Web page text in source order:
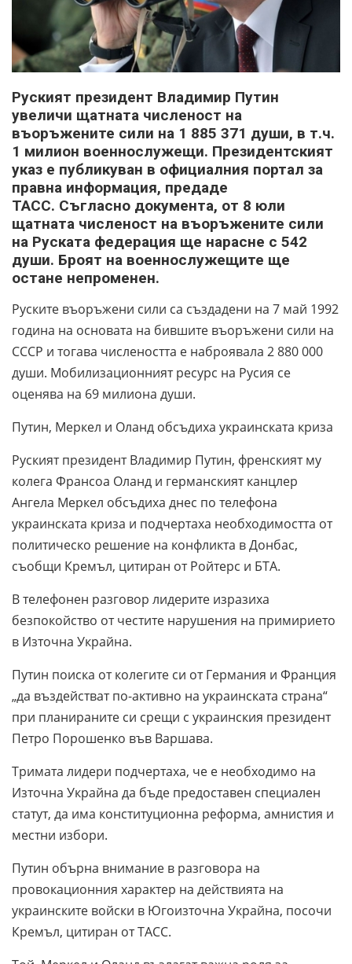
Руският президент Владимир Путин
увеличи щатната численост на
въоръжените сили на 1 885 371 души, в т.ч.
1 милион военнослужещи. Президентският
указ е публикуван в официалния портал за
правна информация, предаде
ТАСС. Съгласно документа, от 8 юли
щатната численост на въоръжените сили
на Руската федерация ще нарасне с 542
души. Броят на военнослужещите ще
остане непроменен.
Руските въоръжени сили са създадени на 7 май 1992
година на основата на бившите въоръжени сили на
СССР и тогава числеността е наброявала 2 880 000
души. Мобилизационният ресурс на Русия се
оценява на 69 милиона души.
Путин, Меркел и Оланд обсъдиха украинската криза
Руският президент Владимир Путин, френският му
колега Франсоа Оланд и германският канцлер
Ангела Меркел обсъдиха днес по телефона
украинската криза и подчертаха необходимостта от
политическо решение на конфликта в Донбас,
съобщи Кремъл, цитиран от Ройтерс и БТА.
В телефонен разговор лидерите изразиха
безпокойство от честите нарушения на примирието
в Източна Украйна.
Путин поиска от колегите си от Германия и Франция
„да въздействат по-активно на украинската страна“
при планираните си срещи с украинския президент
Петро Порошенко във Варшава.
Тримата лидери подчертаха, че е необходимо на
Източна Украйна да бъде предоставен специален
статут, да има конституционна реформа, амнистия и
местни избори.
Путин обърна внимание в разговора на
провокационния характер на действията на
украинските войски в Югоизточна Украйна, посочи
Кремъл, цитиран от ТАСС.